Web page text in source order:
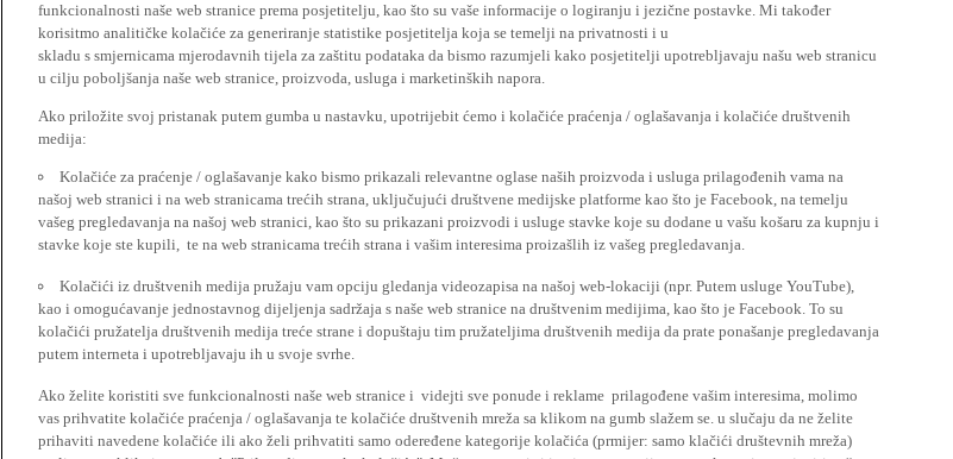
funkcionalnosti naše web stranice prema posjetitelju, kao što su vaše informacije o logiranju i jezične postavke. Mi također
korisitmo analitičke kolačiće za generiranje statistike posjetitelja koja se temelji na privatnosti i u
skladu s smjernicama mjerodavnih tijela za zaštitu podataka da bismo razumjeli kako posjetitelji upotrebljavaju našu web stranicu
u cilju poboljšanja naše web stranice, proizvoda, usluga i marketinških napora.
Ako priložite svoj pristanak putem gumba u nastavku, upotrijebit ćemo i kolačiće praćenja / oglašavanja i kolačiće društvenih
medija:
Kolačiće za praćenje / oglašavanje kako bismo prikazali relevantne oglase naših proizvoda i usluga prilagođenih vama na
našoj web stranici i na web stranicama trećih strana, uključujući društvene medijske platforme kao što je Facebook, na temelju
vašeg pregledavanja na našoj web stranici, kao što su prikazani proizvodi i usluge stavke koje su dodane u vašu košaru za kupnju i
stavke koje ste kupili, te na web stranicama trećih strana i vašim interesima proizašlih iz vašeg pregledavanja.
Kolačići iz društvenih medija pružaju vam opciju gledanja videozapisa na našoj web-lokaciji (npr. Putem usluge YouTube),
kao i omogućavanje jednostavnog dijeljenja sadržaja s naše web stranice na društvenim medijima, kao što je Facebook. To su
kolačići pružatelja društvenih medija treće strane i dopuštaju tim pružateljima društvenih medija da prate ponašanje pregledavanja
putem interneta i upotrebljavaju ih u svoje svrhe.
Ako želite koristiti sve funkcionalnosti naše web stranice i videjti sve ponude i reklame prilagođene vašim interesima, molimo
vas prihvatite kolačiće praćenja / oglašavanja te kolačiće društvenih mreža sa klikom na gumb slažem se. u slučaju da ne želite
prihaviti navedene kolačiće ili ako želi prihvatiti samo odeređene kategorije kolačića (prmijer: samo klačići društevnih mreža)